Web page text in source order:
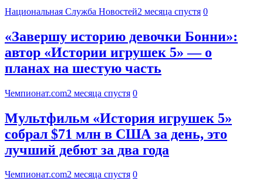
Национальная Служба Новостей2 месяца спустя 0
«Завершу историю девочки Бонни»:
автор «Истории игрушек 5» — о
планах на шестую часть
Чемпионат.com2 месяца спустя 0
Мультфильм «История игрушек 5»
собрал $71 млн в США за день, это
лучший дебют за два года
Чемпионат.com2 месяца спустя 0